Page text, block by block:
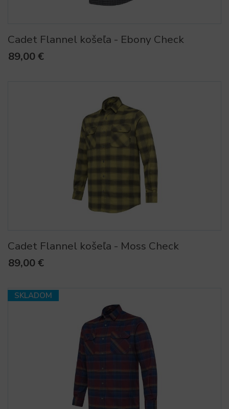
Cadet Flannel košeľa - Ebony Check
89,00 €
Cadet Flannel košeľa - Moss Check
89,00 €
SKLADOM